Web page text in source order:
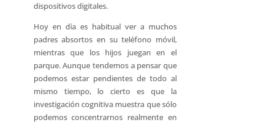
dispositivos digitales.
Hoy en día es habitual ver a muchos
padres absortos en su teléfono móvil,
mientras que los hijos juegan en el
parque. Aunque tendemos a pensar que
podemos estar pendientes de todo al
mismo tiempo, lo cierto es que la
investigación cognitiva muestra que sólo
podemos concentrarnos realmente en